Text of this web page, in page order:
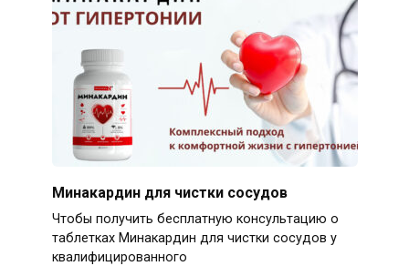
Минакардин для чистки сосудов
Чтобы получить бесплатную консультацию о
таблетках Минакардин для чистки сосудов у
квалифицированного